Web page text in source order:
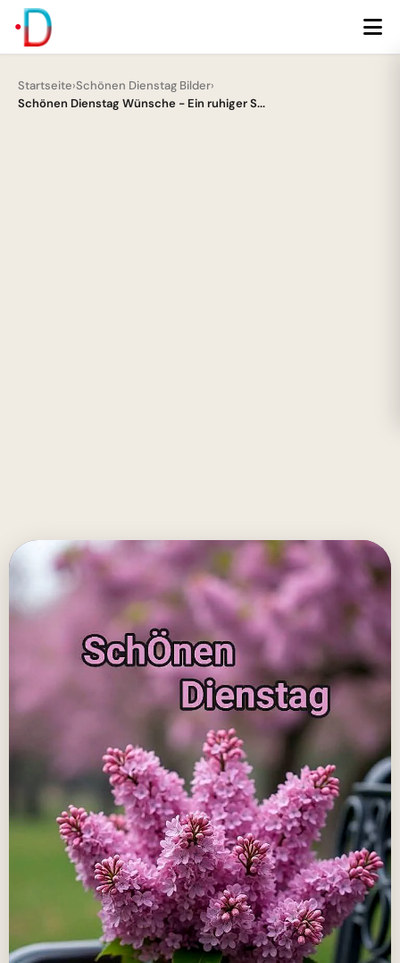
Startseite›Schönen Dienstag Bilder›
Schönen Dienstag Wünsche - Ein ruhiger S...